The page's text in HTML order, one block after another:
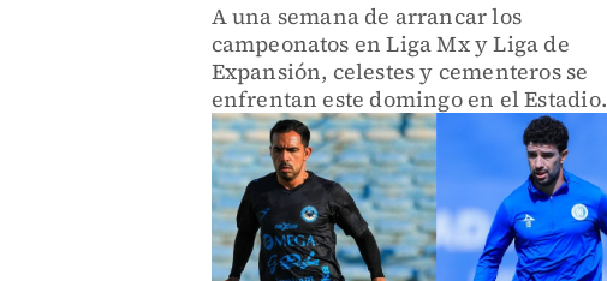
A una semana de arrancar los
campeonatos en Liga Mx y Liga de
Expansión, celestes y cementeros se
enfrentan este domingo en el Estadio
Tamaulipas